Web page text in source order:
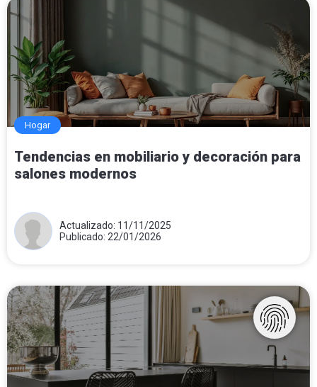
Hogar
Tendencias en mobiliario y decoración para
salones modernos
Actualizado: 11/11/2025
Publicado: 22/01/2026